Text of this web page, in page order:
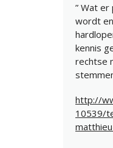
” Wat
wordt
kennis
rechtse
http://
10539/